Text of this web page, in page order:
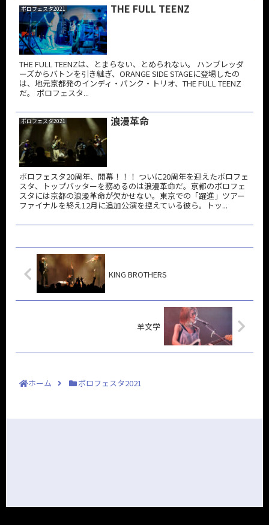
ボロフェスタ2021 THE FULL TEENZ
THE FULL TEENZは、とまらない、とめられない。 ハンブレッダ
ーズからバトンを引き継ぎ、ORANGE SIDE STAGEに登場したの
は、地元京都発のインディ・パンク・トリオ、THE FULL TEENZ
だ。 ボロフェスタ...
ボロフェスタ2021 浪漫革命
ボロフェスタ20周年、開幕！！！ ついに20周年を迎えたボロフェ
スタ、トップバッターを務めるのは浪漫革命だ。京都のボロフェ
スタには京都の浪漫革命が欠かせない。東京での「躍進」ツアー
ファイナルを終え12月に追加公演を控えている彼ら。トッ...
KING BROTHERS
羊文学
ホーム ボロフェスタ2021